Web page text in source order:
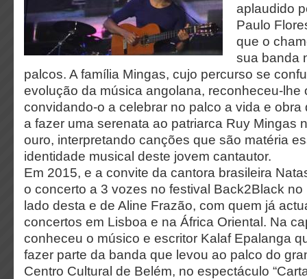
aplaudido
Paulo
que o
sua banda
palcos. A família Mingas, cujo percurso se
evolução da música angolana, reconheceu-lhe
convidando-o a celebrar no palco a vida e obra
a fazer uma serenata ao patriarca Ruy Mingas
ouro, interpretando canções que são matéria
identidade musical deste jovem cantautor.
Em 2015, e a convite da cantora brasileira
o concerto a 3 vozes no festival Back2Black
lado desta e de Aline Frazão, com quem já
concertos em Lisboa e na África Oriental. Na
conheceu o músico e escritor Kalaf Epalanga
fazer parte da banda que levou ao palco do
Centro Cultural de Belém, no espectáculo